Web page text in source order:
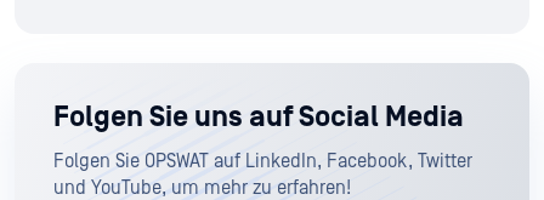
Folgen Sie uns auf Social Media
Folgen Sie OPSWAT auf LinkedIn, Facebook, Twitter
und YouTube, um mehr zu erfahren!